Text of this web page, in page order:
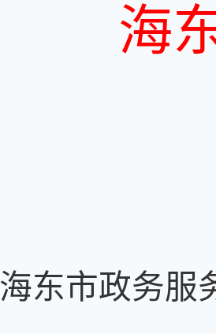
海
海东市政务服